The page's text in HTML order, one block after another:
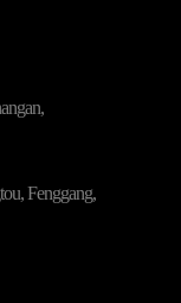
Fenggang,